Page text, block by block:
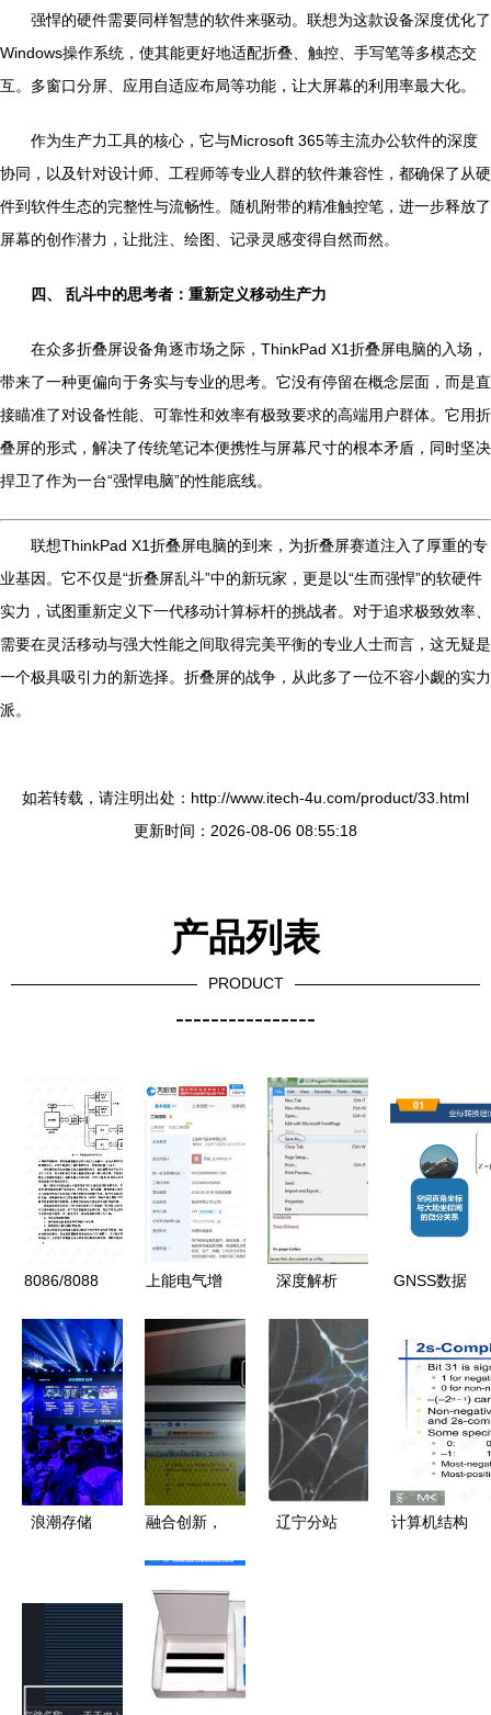
强悍的硬件需要同样智慧的软件来驱动。联想为这款设备深度优化了
Windows操作系统，使其能更好地适配折叠、触控、手写笔等多模态交
互。多窗口分屏、应用自适应布局等功能，让大屏幕的利用率最大化。
作为生产力工具的核心，它与Microsoft 365等主流办公软件的深度
协同，以及针对设计师、工程师等专业人群的软件兼容性，都确保了从硬
件到软件生态的完整性与流畅性。随机附带的精准触控笔，进一步释放了
屏幕的创作潜力，让批注、绘图、记录灵感变得自然而然。
四、 乱斗中的思考者：重新定义移动生产力
在众多折叠屏设备角逐市场之际，ThinkPad X1折叠屏电脑的入场，
带来了一种更偏向于务实与专业的思考。它没有停留在概念层面，而是直
接瞄准了对设备性能、可靠性和效率有极致要求的高端用户群体。它用折
叠屏的形式，解决了传统笔记本便携性与屏幕尺寸的根本矛盾，同时坚决
捍卫了作为一台“强悍电脑”的性能底线。
联想ThinkPad X1折叠屏电脑的到来，为折叠屏赛道注入了厚重的专
业基因。它不仅是“折叠屏乱斗”中的新玩家，更是以“生而强悍”的软硬件
实力，试图重新定义下一代移动计算标杆的挑战者。对于追求极致效率、
需要在灵活移动与强大性能之间取得完美平衡的专业人士而言，这无疑是
一个极具吸引力的新选择。折叠屏的战争，从此多了一位不容小觑的实力
派。
如若转载，请注明出处：http://www.itech-4u.com/product/33.html
更新时间：2026-08-06 08:55:18
产品列表
PRODUCT
----------------
8086/8088
系统 体系
结构、软硬
件设计与数
据处理技术
上能电气增
理技术成发
展关键动力
深度解析
Advisor 一
站式软硬件
检测与数据
处理技术指
GNSS数据
LGO软件中
的坐标转换
技术与应用
浪潮存储
据处理技术
成就智慧新
未来
融合创新，
微软硬件
2008年新
品发布会暨
25周年庆典
辽宁分站
计算机结构